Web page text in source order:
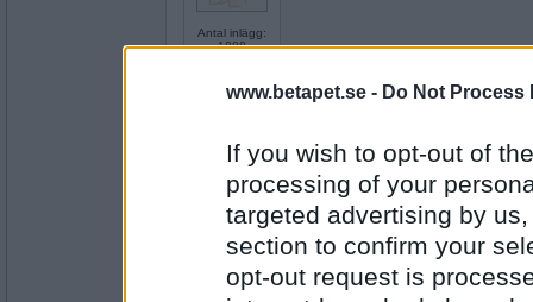
www.betapet.se - Do Not Process
If you wish to opt-out of
processing of your
targeted advertising by
section to confirm your
opt-out request is
Antal inlägg:
1888
Blasse
Antal inlägg:
markoolio5- Ej medlem längre